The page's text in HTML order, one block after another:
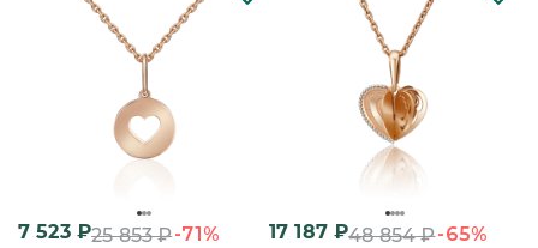
7 523₽25 853₽-71% 17 187₽48 854₽-65%